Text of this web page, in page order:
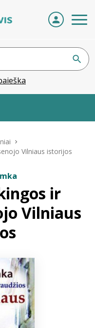
+370 667 80 541
Vilniaus istorijos
ir
Vilniaus